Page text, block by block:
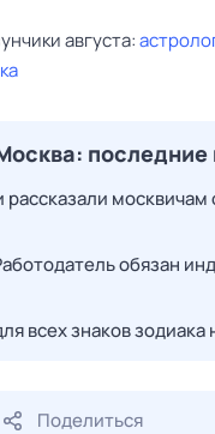
августа:
последние
москвичам
обязан
всех знаков зодиака
Поделиться